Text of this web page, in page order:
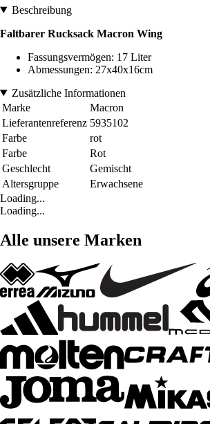
Beschreibung
Faltbarer Rucksack Macron Wing
Fassungsvermögen: 17 Liter
Abmessungen: 27x40x16cm
Zusätzliche Informationen
Marke
Macron
Lieferantenreferenz 5935102
Farbe
rot
Farbe
Rot
Geschlecht
Gemischt
Altersgruppe
Erwachsene
Loading...
Loading...
Alle unsere Marken